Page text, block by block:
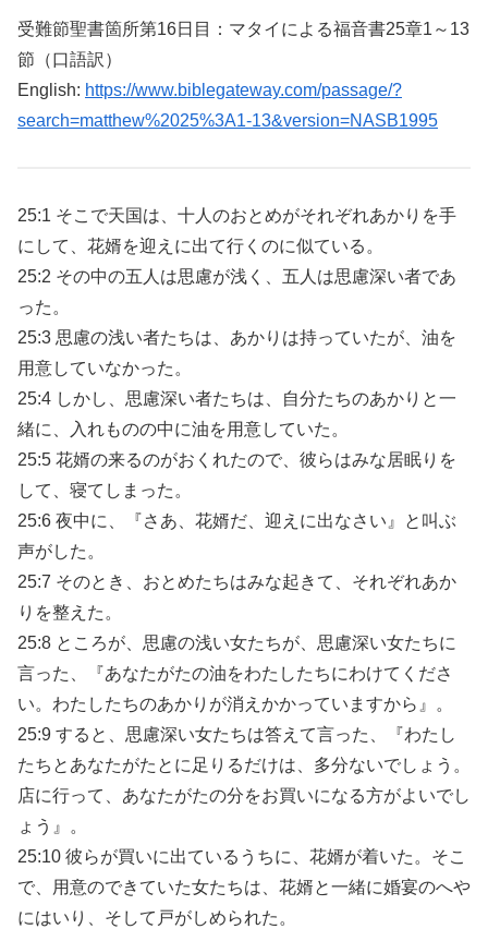
受難節聖書箇所第16日目：マタイによる福音書25章1～13
節（口語訳）
English: https://www.biblegateway.com/passage/?
search=matthew%2025%3A1-13&version=NASB1995
25:1 そこで天国は、十人のおとめがそれぞれあかりを手
にして、花婿を迎えに出て行くのに似ている。
25:2 その中の五人は思慮が浅く、五人は思慮深い者であ
った。
25:3 思慮の浅い者たちは、あかりは持っていたが、油を
用意していなかった。
25:4 しかし、思慮深い者たちは、自分たちのあかりと一
緒に、入れものの中に油を用意していた。
25:5 花婿の来るのがおくれたので、彼らはみな居眠りを
して、寝てしまった。
25:6 夜中に、『さあ、花婿だ、迎えに出なさい』と叫ぶ
声がした。
25:7 そのとき、おとめたちはみな起きて、それぞれあか
りを整えた。
25:8 ところが、思慮の浅い女たちが、思慮深い女たちに
言った、『あなたがたの油をわたしたちにわけてくださ
い。わたしたちのあかりが消えかかっていますから』。
25:9 すると、思慮深い女たちは答えて言った、『わたし
たちとあなたがたとに足りるだけは、多分ないでしょう。
店に行って、あなたがたの分をお買いになる方がよいでし
ょう』。
25:10 彼らが買いに出ているうちに、花婿が着いた。そこ
で、用意のできていた女たちは、花婿と一緒に婚宴のへや
にはいり、そして戸がしめられた。